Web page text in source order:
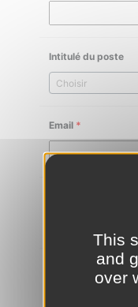
Intitulé du poste
Choisir
Email *
Ajouter un CV*
This
and
over